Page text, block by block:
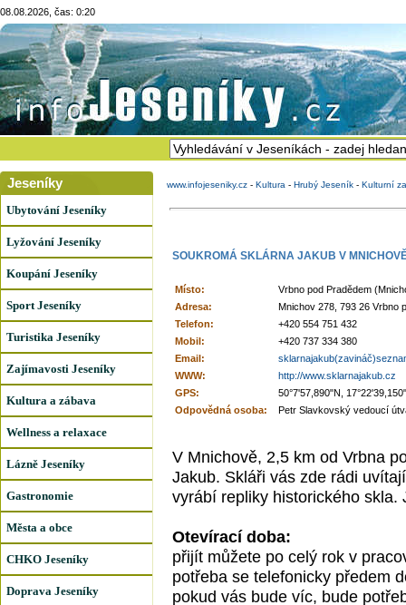
08.08.2026, čas: 0:20
Jeseníky
Ubytování Jeseníky
Lyžování Jeseníky
Koupání Jeseníky
Sport Jeseníky
Turistika Jeseníky
Zajímavosti Jeseníky
Kultura a zábava
Wellness a relaxace
Lázně Jeseníky
Gastronomie
Města a obce
CHKO Jeseníky
Doprava Jeseníky
www.infojeseniky.cz - Kultura - Hrubý Jeseník - Kulturní
SOUKROMÁ SKLÁRNA JAKUB V
Místo:
Vrbno pod Pradědem
Adresa:
Mnichov 278, 793 26 Vrbno
Telefon:
+420 554 751 432
Mobil:
+420 737 334 380
Email:
WWW:
http://www.sklarnajakub.cz
GPS:
50°7'57,890"N,
Odpovědná osoba:
Petr Slavkovský vedoucí
V Mnichově, 2,5 km od Vrbna
Jakub. Skláři vás zde rádi
vyrábí repliky historického
Otevírací doba:
přijít můžete po celý rok v
potřeba se telefonicky předem
pokud vás bude víc, bude